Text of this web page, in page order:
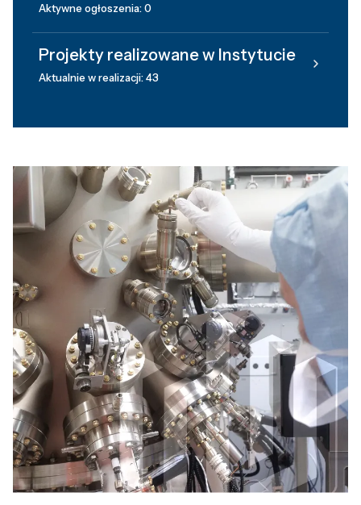
Aktywne ogłoszenia: 0
Projekty realizowane w Instytucie
Aktualnie w realizacji: 43